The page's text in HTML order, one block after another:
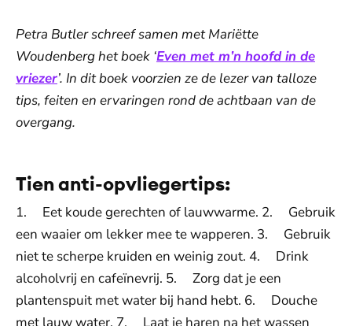
Petra Butler schreef samen met Mariëtte
Woudenberg het boek ‘Even met m’n hoofd in de
vriezer’. In dit boek voorzien ze de lezer van talloze
tips, feiten en ervaringen rond de achtbaan van de
overgang.
Tien anti-opvliegertips:
1. Eet koude gerechten of lauwwarme. 2. Gebruik
een waaier om lekker mee te wapperen. 3. Gebruik
niet te scherpe kruiden en weinig zout. 4. Drink
alcoholvrij en cafeïnevrij. 5. Zorg dat je een
plantenspuit met water bij hand hebt. 6. Douche